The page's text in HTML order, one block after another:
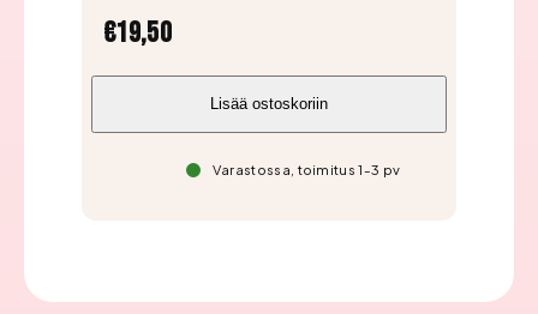
Hinta
€19,50
Lisää ostoskoriin
Varastossa, toimitus 1-3 pv